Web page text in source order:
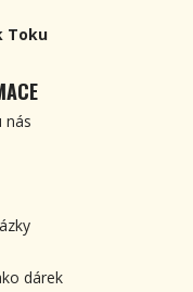
Toku
nás
dárek